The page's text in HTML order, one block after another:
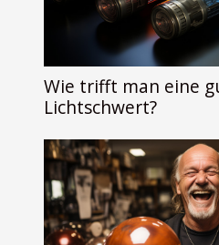
Wie trifft man eine
Lichtschwert?